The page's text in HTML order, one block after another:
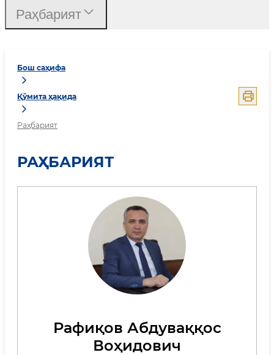
Бош саҳифа
Қўмита ҳақида
Раҳбарият
РАҲБАРИЯТ
Рафиқов Абдуваққос
Воҳидович
Раҳбарият